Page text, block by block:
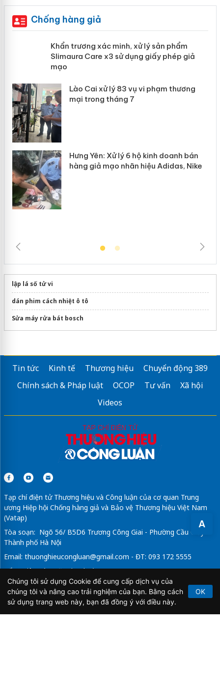
A
Chống hàng giả
Khẩn trương xác minh, xử lý sản phẩm
Slimaura Care x3 sử dụng giấy phép
lập lá số tử vi
dán phim cách nhiệt ô tô
Sửa máy rửa bát bosch
Tin tức Kinh tế Thương hiệu
Chuyển động 389
Chính sách & Pháp luật
OCOP Tư vấn
Xã hội
Videos
Tạp chí điện tử Thương hiệu và Công luận của cơ quan Trung
ương Hiệp hội Chống hàng giả và Bảo vệ Thương hiệu Việt Nam
(Vatap)
Tòa soạn: Ngõ 56/ B5D6 Trương Công Giai - Phường Cầu Giấy -
Thành phố Hà Nội
Email: thuonghieucongluan@gmail.com - ĐT: 093 172 5555
Tổng Biên Tập: Vũ Đức Thuận
Giấy phép hoạt động báo chí điện tử số 64/GP-BTTTT do Bộ
Thông tin và Truyền thông cấp ngày 21/2/2020.
Chúng tôi sử dụng Cookie để cung cấp dịch vụ của
chúng tôi và nâng cao trải nghiệm của bạn. Bằng cách
sử dụng trang web này, bạn đã đồng ý với điều này.
OK